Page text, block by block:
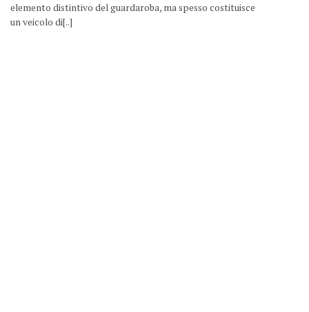
elemento distintivo del guardaroba, ma spesso costituisce
un veicolo di[..]